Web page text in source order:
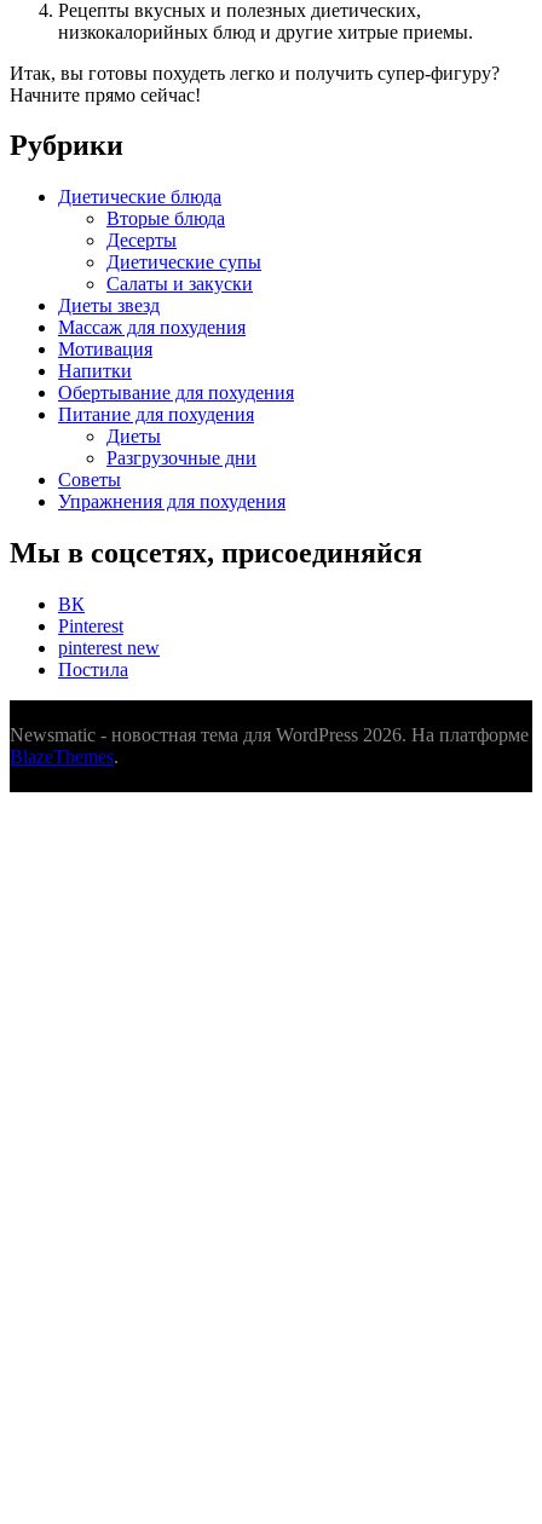
Рецепты вкусных и полезных диетических,
низкокалорийных блюд и другие хитрые приемы.
Итак, вы готовы похудеть легко и получить супер-фигуру?
Начните прямо сейчас!
Рубрики
Диетические блюда
Вторые блюда
Десерты
Диетические супы
Салаты и закуски
Диеты звезд
Массаж для похудения
Мотивация
Напитки
Обертывание для похудения
Питание для похудения
Диеты
Разгрузочные дни
Советы
Упражнения для похудения
Мы в соцсетях, присоединяйся
ВК
Pinterest
pinterest new
Постила
Newsmatic - новостная тема для WordPress 2026. На платформе
BlazeThemes.